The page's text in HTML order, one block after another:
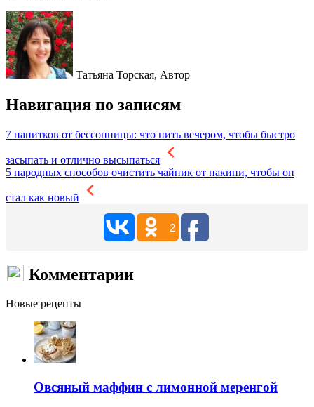
Татьяна Торская, Автор
Навигация по записям
7 напитков от бессонницы: что пить вечером, чтобы быстро
засыпать и отлично высыпаться
5 народных способов очистить чайник от накипи, чтобы он
стал как новый
2
Комментарии
Новые рецепты
Овсяный маффин с лимонной меренгой